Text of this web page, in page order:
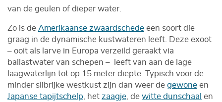
van de geulen of dieper water.
Zo is de Amerikaanse zwaardschede een soort die
graag in de dynamische kustwateren leeft. Deze exoot
– ooit als larve in Europa verzeild geraakt via
ballastwater van schepen – leeft van aan de lage
laagwaterlijn tot op 15 meter diepte. Typisch voor de
minder slibrijke westkust zijn dan weer de gewone en
Japanse tapijtschelp , het zaagje , de witte dunschaal en